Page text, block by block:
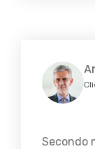
Secondo